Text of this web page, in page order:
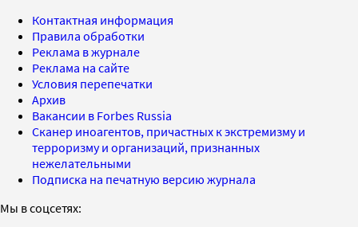
Контактная информация
Правила обработки
Реклама в журнале
Реклама на сайте
Условия перепечатки
Архив
Вакансии в Forbes Russia
Сканер иноагентов, причастных к экстремизму и
терроризму и организаций, признанных
нежелательными
Подписка на печатную версию журнала
Мы в соцсетях: